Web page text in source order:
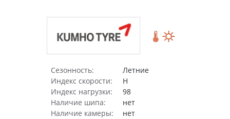
Сезонность:
Летние
Индекс скорости:
H
Индекс нагрузки:
98
Наличие шипа:
нет
Наличие камеры:
нет